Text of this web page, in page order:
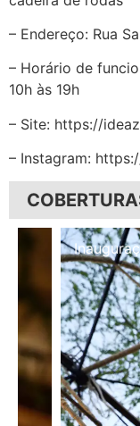
– Endereço: Rua
– Horário de
10h às 19h
– Site: https://
– Instagram:
Inauguração